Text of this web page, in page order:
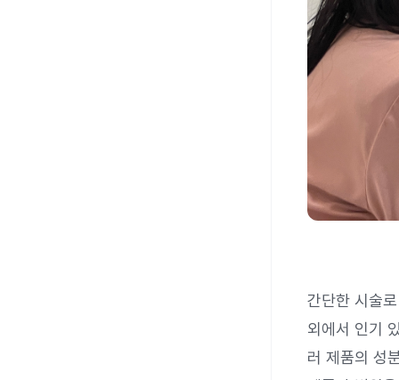
간단한 시술
외에서 인기
러 제품의 성